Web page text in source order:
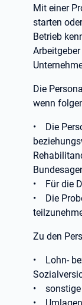
Mit einer
starten
Betrieb
Die
wenn
• Die
• Für die
• Die
Zu den
• Lohn-
• sonstige